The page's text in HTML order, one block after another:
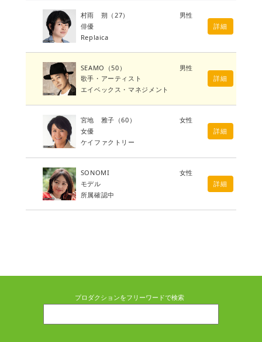
村雨 朔 （27）
男性
俳優
Replaica
詳細
SEAMO （50）
男性
歌手・アーティスト
エイベックス・マネジメント
詳細
宮地 雅子 （60）
女性
女優
ケイファクトリー
詳細
SONOMI
女性
モデル
所属確認中
詳細
プロダクションをフリーワードで検索